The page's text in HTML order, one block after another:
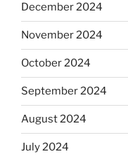
December 2024
November 2024
October 2024
September 2024
August 2024
July 2024